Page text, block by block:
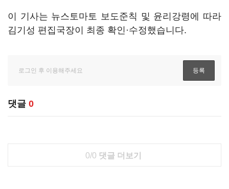
이 기사는 뉴스토마토 보도준칙 및 윤리강령에 따라
김기성 편집국장이 최종 확인·수정했습니다.
댓글 0
0/0 댓글 더보기